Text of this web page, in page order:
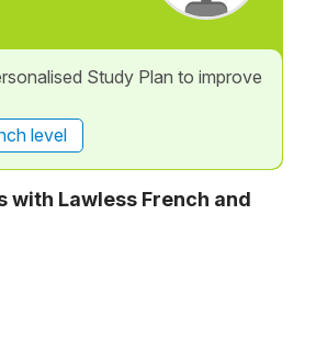
Study Plan to improve
level
with Lawless French and